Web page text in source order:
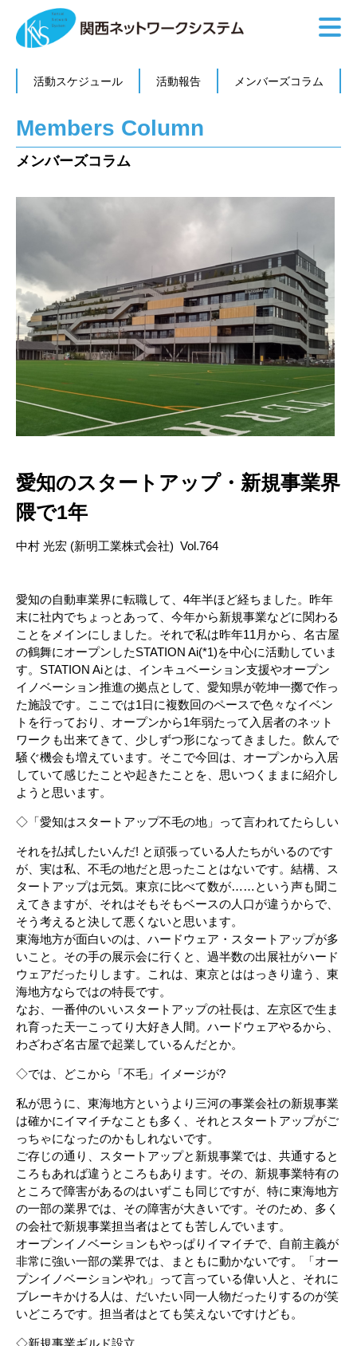
活動スケジュール 活動報告 メンバーズコラム
Members Column
メンバーズコラム
愛知のスタートアップ・新規事業界
隈で1年
中村 光宏 (新明工業株式会社) Vol.764
愛知の自動車業界に転職して、4年半ほど経ちました。昨年
末に社内でちょっとあって、今年から新規事業などに関わる
ことをメインにしました。それで私は昨年11月から、名古屋
の鶴舞にオープンしたSTATION Ai(*1)を中心に活動していま
す。STATION Aiとは、インキュベーション支援やオープン
イノベーション推進の拠点として、愛知県が乾坤一擲で作っ
た施設です。ここでは1日に複数回のペースで色々なイベン
トを行っており、オープンから1年弱たって入居者のネット
ワークも出来てきて、少しずつ形になってきました。飲んで
騒ぐ機会も増えています。そこで今回は、オープンから入居
していて感じたことや起きたことを、思いつくままに紹介し
ようと思います。
◇「愛知はスタートアップ不毛の地」って言われてたらしい
それを払拭したいんだ! と頑張っている人たちがいるのです
が、実は私、不毛の地だと思ったことはないです。結構、ス
タートアップは元気。東京に比べて数が……という声も聞こ
えてきますが、それはそもそもベースの人口が違うからで、
そう考えると決して悪くないと思います。
東海地方が面白いのは、ハードウェア・スタートアップが多
いこと。その手の展示会に行くと、過半数の出展社がハード
ウェアだったりします。これは、東京とははっきり違う、東
海地方ならではの特長です。
なお、一番仲のいいスタートアップの社長は、左京区で生ま
れ育った天一こってり大好き人間。ハードウェアやるから、
わざわざ名古屋で起業しているんだとか。
◇では、どこから「不毛」イメージが?
私が思うに、東海地方というより三河の事業会社の新規事業
は確かにイマイチなことも多く、それとスタートアップがご
っちゃになったのかもしれないです。
ご存じの通り、スタートアップと新規事業では、共通すると
ころもあれば違うところもあります。その、新規事業特有の
ところで障害があるのはいずこも同じですが、特に東海地方
の一部の業界では、その障害が大きいです。そのため、多く
の会社で新規事業担当者はとても苦しんでいます。
オープンイノベーションもやっぱりイマイチで、自前主義が
非常に強い一部の業界では、まともに動かないです。「オー
プンイノベーションやれ」って言っている偉い人と、それに
ブレーキかける人は、だいたい同一人物だったりするのが笑
いどころです。担当者はとても笑えないですけども。
◇新規事業ギルド設立